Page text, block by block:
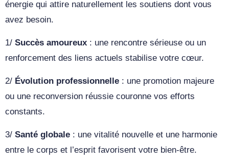
énergie qui attire naturellement les soutiens dont vous
avez besoin.
1/ Succès amoureux : une rencontre sérieuse ou un
renforcement des liens actuels stabilise votre cœur.
2/ Évolution professionnelle : une promotion majeure
ou une reconversion réussie couronne vos efforts
constants.
3/ Santé globale : une vitalité nouvelle et une harmonie
entre le corps et l’esprit favorisent votre bien-être.